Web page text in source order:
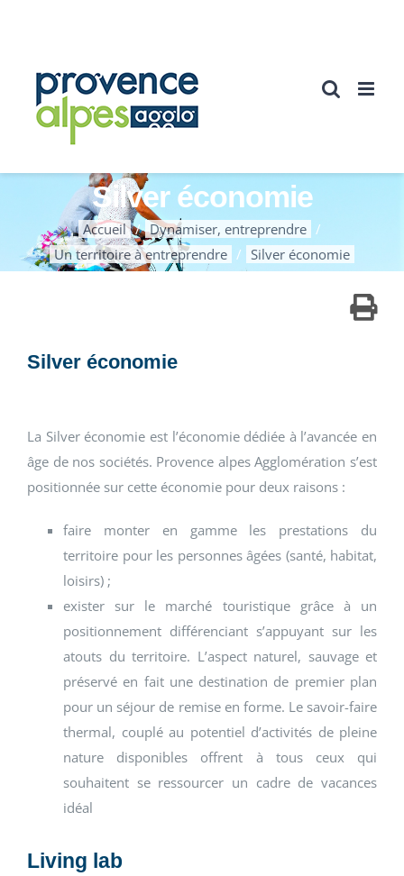
Silver économie
Accueil
Dynamiser, entreprendre
Un territoire à entreprendre
Silver économie
Silver économie
La Silver économie est l’économie dédiée à l’avancée en
âge de nos sociétés. Provence alpes Agglomération s’est
positionnée sur cette économie pour deux raisons :
faire monter en gamme les prestations du
territoire pour les personnes âgées (santé, habitat,
loisirs) ;
exister sur le marché touristique grâce à un
positionnement différenciant s’appuyant sur les
atouts du territoire. L’aspect naturel, sauvage et
préservé en fait une destination de premier plan
pour un séjour de remise en forme. Le savoir-faire
thermal, couplé au potentiel d’activités de pleine
nature disponibles offrent à tous ceux qui
souhaitent se ressourcer un cadre de vacances
idéal
Living lab